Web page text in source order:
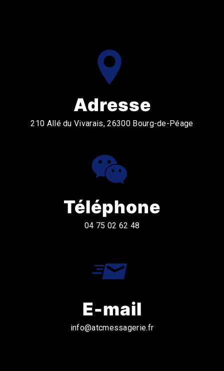
Adresse
210 Allé du Vivarais, 26300 Bourg-de-Péage
Téléphone
04 75 02 62 48
E-mail
info@atcmessagerie.fr